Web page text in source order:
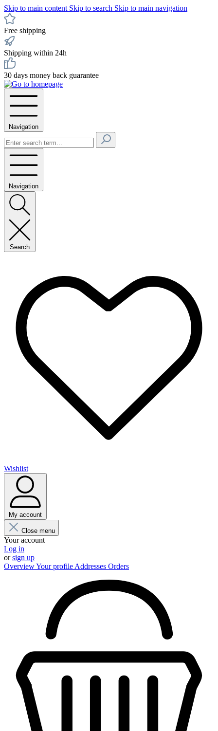
Skip to main content Skip to search Skip to main navigation
Free shipping
Shipping within 24h
30 days money back guarantee
Navigation
Navigation
Search
Wishlist
My account
Close menu
Your account
Log in
orsign up
OverviewYour profile Addresses Orders